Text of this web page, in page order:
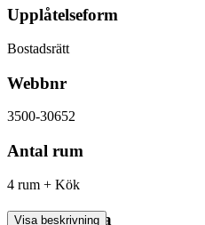
Upplåtelseform
Bostadsrätt
Webbnr
3500-30652
Antal rum
4 rum + Kök
Boarea/Biarea
Visa beskrivning